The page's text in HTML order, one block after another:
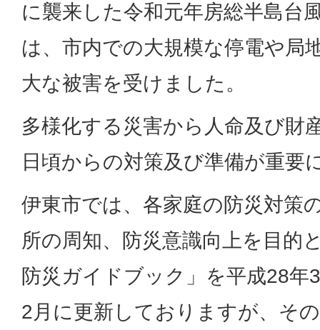
に襲来した令和元年房総半島台
は、市内での大規模な停電や局
大な被害を受けました。
多様化する災害から人命及び財
日頃からの対策及び準備が重要
伊東市では、各家庭の防災対策
所の周知、防災意識向上を目的
防災ガイドブック」を平成28年
2月に更新しておりますが、そ